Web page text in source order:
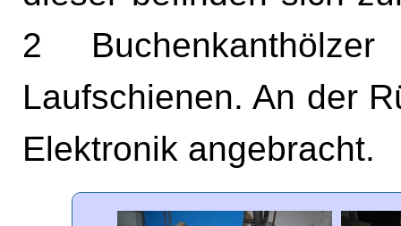
2
Laufschienen. An der
Elektronik angebracht.